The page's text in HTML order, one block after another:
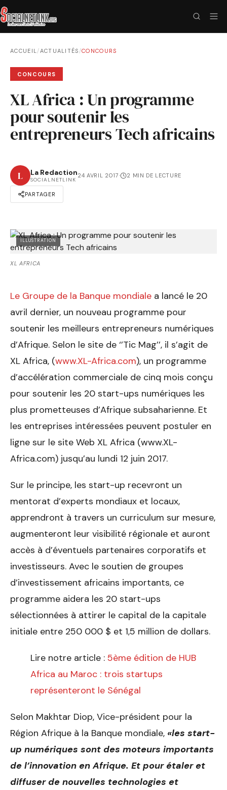
ACCUEIL/ACTUALITÉS /CONCOURS
CONCOURS
XL Africa : Un programme
pour soutenir les
entrepreneurs Tech africains
L La Redaction
SOCIALNETLINK
24 AVRIL 2017· 2 MIN DE LECTURE
PARTAGER
ILLUSTRATION
XL AFRICA
Le Groupe de la Banque mondiale a lancé le 20
avril dernier, un nouveau programme pour
soutenir les meilleurs entrepreneurs numériques
d’Afrique. Selon le site de ‘’Tic Mag’’, il s’agit de
XL Africa, (www.XL-Africa.com), un programme
d’accélération commerciale de cinq mois conçu
pour soutenir les 20 start-ups numériques les
plus prometteuses d’Afrique subsaharienne. Et
les entreprises intéressées peuvent postuler en
ligne sur le site Web XL Africa (www.XL-
Africa.com) jusqu’au lundi 12 juin 2017.
Sur le principe, les start-up recevront un
mentorat d’experts mondiaux et locaux,
apprendront à travers un curriculum sur mesure,
augmenteront leur visibilité régionale et auront
accès à d’éventuels partenaires corporatifs et
investisseurs. Avec le soutien de groupes
d’investissement africains importants, ce
programme aidera les 20 start-ups
sélectionnées à attirer le capital de la capitale
initiale entre 250 000 $ et 1,5 million de dollars.
Lire notre article : 5ème édition de HUB
Africa au Maroc : trois startups
représenteront le Sénégal
Selon Makhtar Diop, Vice-président pour la
Région Afrique à la Banque mondiale, «les start-
up numériques sont des moteurs importants
de l’innovation en Afrique. Et pour étaler et
diffuser de nouvelles technologies et